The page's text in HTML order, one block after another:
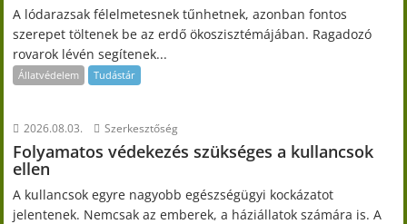
A lódarazsak félelmetesnek tűnhetnek, azonban fontos
szerepet töltenek be az erdő ökoszisztémájában. Ragadozó
rovarok lévén segítenek...
Állatvédelem Tudástár
2026.08.03. Szerkesztőség
Folyamatos védekezés szükséges a kullancsok
ellen
A kullancsok egyre nagyobb egészségügyi kockázatot
jelentenek. Nemcsak az emberek, a háziállatok számára is. A